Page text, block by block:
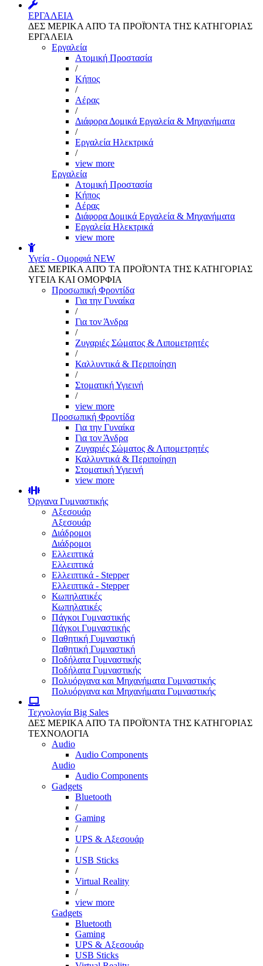
ΕΡΓΑΛΕΙΑ
ΔΕΣ ΜΕΡΙΚΑ ΑΠΌ ΤΑ ΠΡΟΪΌΝΤΑ ΤΗΣ ΚΑΤΗΓΟΡΙΑΣ
ΕΡΓΑΛΕΙΑ
Εργαλεία
Aτομική Προστασία
/
Kήπος
/
Αέρας
/
Διάφορα Δομικά Εργαλεία & Μηχανήματα
/
Εργαλεία Ηλεκτρικά
/
view more
Εργαλεία
Aτομική Προστασία
Kήπος
Αέρας
Διάφορα Δομικά Εργαλεία & Μηχανήματα
Εργαλεία Ηλεκτρικά
view more
Υγεία - Ομορφιά NEW
ΔΕΣ ΜΕΡΙΚΑ ΑΠΌ ΤΑ ΠΡΟΪΌΝΤΑ ΤΗΣ ΚΑΤΗΓΟΡΙΑΣ
ΥΓΕΙΑ ΚΑΙ ΟΜΟΡΦΙΑ
Προσωπική Φροντίδα
Για την Γυναίκα
/
Για τον Άνδρα
/
Ζυγαριές Σώματος & Λιπομετρητές
/
Καλλυντικά & Περιποίηση
/
Στοματική Υγιεινή
/
view more
Προσωπική Φροντίδα
Για την Γυναίκα
Για τον Άνδρα
Ζυγαριές Σώματος & Λιπομετρητές
Καλλυντικά & Περιποίηση
Στοματική Υγιεινή
view more
Όργανα Γυμναστικής
Αξεσουάρ
Αξεσουάρ
Διάδρομοι
Διάδρομοι
Ελλειπτικά
Ελλειπτικά
Ελλειπτικά - Stepper
Ελλειπτικά - Stepper
Κωπηλατικές
Κωπηλατικές
Πάγκοι Γυμναστικής
Πάγκοι Γυμναστικής
Παθητική Γυμναστική
Παθητική Γυμναστική
Ποδήλατα Γυμναστικής
Ποδήλατα Γυμναστικής
Πολυόργανα και Μηχανήματα Γυμναστικής
Πολυόργανα και Μηχανήματα Γυμναστικής
Τεχνολογία Big Sales
ΔΕΣ ΜΕΡΙΚΑ ΑΠΌ ΤΑ ΠΡΟΪΌΝΤΑ ΤΗΣ ΚΑΤΗΓΟΡΙΑΣ
ΤΕΧΝΟΛΟΓΙΑ
Audio
Audio Components
Audio
Audio Components
Gadgets
Bluetooth
/
Gaming
/
UPS & Αξεσουάρ
/
USB Sticks
/
Virtual Reality
/
view more
Gadgets
Bluetooth
Gaming
UPS & Αξεσουάρ
USB Sticks